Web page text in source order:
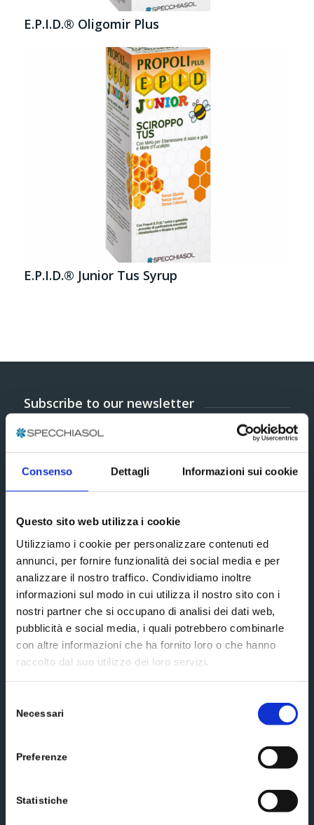
Consenso Dettagli Informazioni sui cookie
Questo sito web utilizza i cookie
Utilizziamo i cookie per personalizzare contenuti ed
annunci, per fornire funzionalità dei social media e per
analizzare il nostro traffico. Condividiamo inoltre
informazioni sul modo in cui utilizza il nostro sito con i
nostri partner che si occupano di analisi dei dati web,
pubblicità e social media, i quali potrebbero combinarle
con altre informazioni che ha fornito loro o che hanno
raccolto dal suo utilizzo dei loro servizi.
delNecessari
Preferenze
Statistiche
E.P.I.D.® Oligomir Plus
E.P.I.D.® Junior Tus Syrup
Subscribe to our newsletter
Additional information*
I accept the terms and conditions of the extended
privacy policy